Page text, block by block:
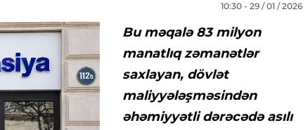
10:30 - 29 / 01 / 2026
Bu məqalə 83 milyon
manatlıq zəmanətlər
saxlayan, dövlət
maliyyələşməsindən
əhəmiyyətli dərəcədə asılı